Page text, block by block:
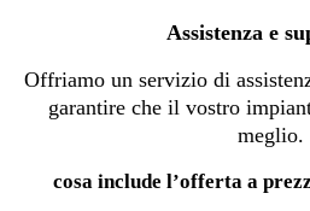
Assistenza e
Offriamo un servizio di
garantire che il vostro
meglio.
cosa include l’offerta a